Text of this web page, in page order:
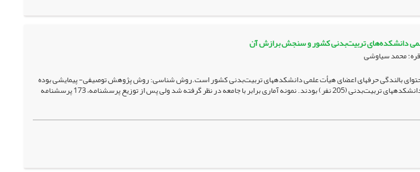
دانشکده‌های تربیت‌بدنی کشور و سنجش برازش آن
قره؛ محمد سیاوشی
بالندگی حرفه­ای اعضای هیأت علمی دانشکده­های تربیت‌بدنی کشور است.روش شناسی: روش پژوهش توصیفی- پیمایشی بوده
است. جامعه آماری تحقیق، کلیه اعضای هیأت علمی دانشکده­های تربیت‌بدنی (205 نفر) بودند. نمونه آماری برابر با جامعه در نظر گرفته شد ولی پس از توزیع پرسشنامه، 173 پرسشنامه